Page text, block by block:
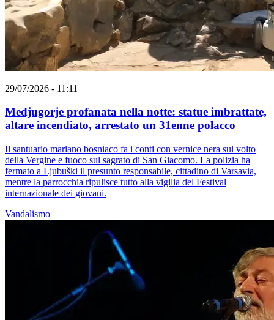
29/07/2026 - 11:11
Medjugorje profanata nella notte: statue imbrattate,
altare incendiato, arrestato un 31enne polacco
Il santuario mariano bosniaco fa i conti con vernice nera sul volto
della Vergine e fuoco sul sagrato di San Giacomo. La polizia ha
fermato a Ljubuški il presunto responsabile, cittadino di Varsavia,
mentre la parrocchia ripulisce tutto alla vigilia del Festival
internazionale dei giovani.
Vandalismo